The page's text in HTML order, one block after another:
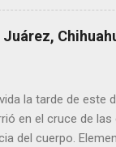
de
un intento de
de grupos de
la tarde de este
en el cruce de
del cuerpo.